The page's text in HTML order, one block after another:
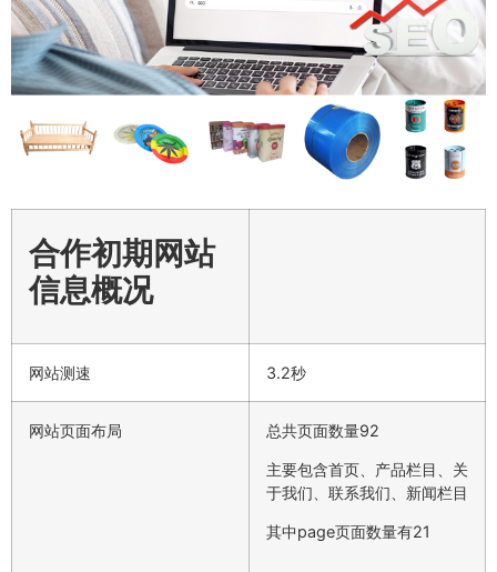
合作初期网站
信息概况
网站测速 3.2秒
网站页面布局 总共页面数量92
主要包含首页、产品栏目、关
于我们、联系我们、新闻栏目
其中page页面数量有21